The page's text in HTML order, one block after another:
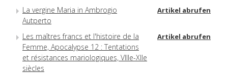
La vergine Maria in Ambrogio
Autperto
Artikel abrufen
Les maîtres francs et l'histoire de la
Femme, Apocalypse 12 : Tentations
et résistances mariologiques, VIIIe-XIIe
siècles
Artikel abrufen